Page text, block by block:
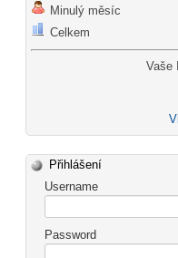
Minulý měsíc
Celkem
Vaše
Přihlášení
Username
Password